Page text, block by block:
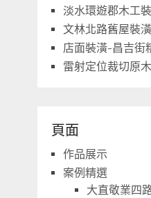
淡水環遊郡木工
文林北路舊屋裝潢
店面裝潢-昌吉街
雷射定位裁切原木
頁面
作品展示
案例精選
大直敬業四